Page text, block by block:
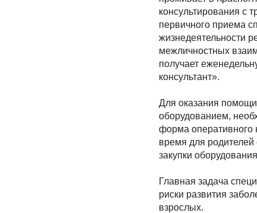
консультирования с
первичного приема
жизнедеятельности
межличностных
получает
консультант».
Для оказания
оборудованием,
форма оперативного
время для родителей
закупки
Главная задача
риски развития
взрослых.